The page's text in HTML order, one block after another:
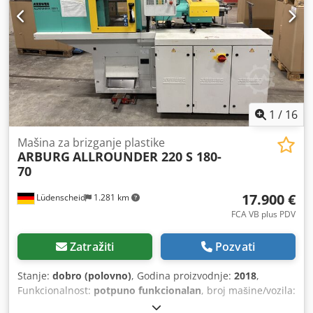
maks. 120 kN - Hod otvaranja: maks. 300 mm - Razmak
između ploča za pričvršćivanje: maks. 650 mm
Crodpszlfmksfx Aivef - Hod puža: maks. 145 mm Pažnja:
predmet se obavezno mora preuzeti između 08.09. i
10.09.2026. Datum će biti naknadno potvrđen. FCA D-63128
Dietzenbach – utovareno na kamion.
1 / 16
Lüdenscheid 1.281 km
Mašina za brizganje plastike
ARBURG ALLROUNDER 220 S 180-
70
17.900 €
FCA VB plus PDV
Zatražiti Pozvati
Stanje: dobro (polovno), Godina proizvodnje: 2018,
Funkcionalnost: potpuno funkcionalan, broj mašine/vozila:
15 mm, ukupna dužina: